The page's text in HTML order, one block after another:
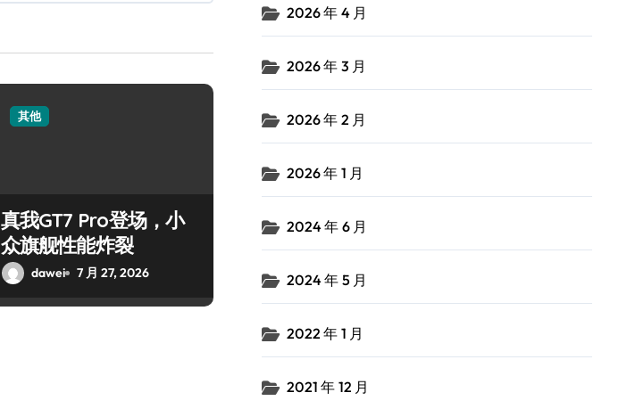
其他
真我GT7 Pro登场，小
众旗舰性能炸裂
dawei 7 月 27, 2026
2026 年 4 月
2026 年 3 月
2026 年 2 月
2026 年 1 月
2024 年 6 月
2024 年 5 月
2022 年 1 月
2021 年 12 月